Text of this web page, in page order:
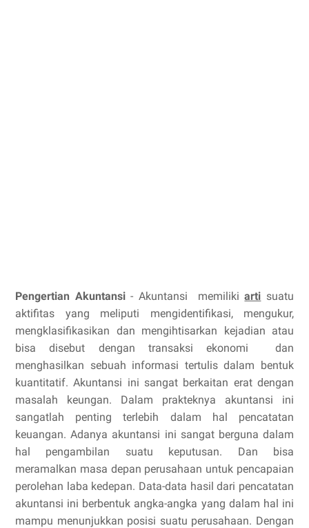
Pengertian Akuntansi- Akuntansi memilikiarti suatu
aktifitas yang meliputi mengidentifikasi, mengukur,
mengklasifikasikan dan mengihtisarkan kejadian atau
bisa disebut dengan transaksi ekonomi dan
menghasilkan sebuah informasi tertulis dalam bentuk
kuantitatif. Akuntansi ini sangat berkaitan erat dengan
masalah keungan. Dalam prakteknya akuntansi ini
sangatlah penting terlebih dalam hal pencatatan
keuangan. Adanya akuntansi ini sangat berguna dalam
hal pengambilan suatu keputusan. Dan bisa
meramalkan masa depan perusahaan untuk pencapaian
perolehan laba kedepan. Data-data hasil dari pencatatan
akuntansi ini berbentuk angka-angka yang dalam hal ini
mampu menunjukkan posisi suatu perusahaan. Dengan